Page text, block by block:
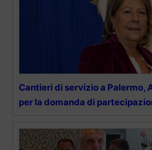
Cantieri di servizio a Palermo,
per la domanda di